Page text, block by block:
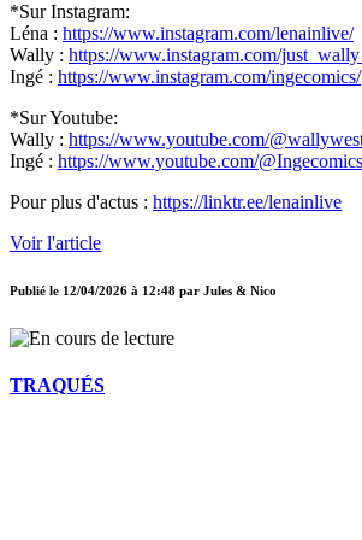
*Sur Instagram:
Léna : https://www.instagram.com/lenainlive/
Wally : https://www.instagram.com/
Ingé : https://www.instagram.com/ingecomics/
*Sur Youtube:
Wally : https://www.youtube.com/
Ingé : https://www.youtube.com/@Ingecomics
Pour plus d'actus : https://linktr.ee/lenainlive
Voir l'article
Publié le 12/04/2026 à 12:48 par Jules & Nico
TRAQUÉS